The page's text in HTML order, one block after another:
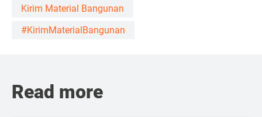
Kirim Material Bangunan
#KirimMaterialBangunan
Read more